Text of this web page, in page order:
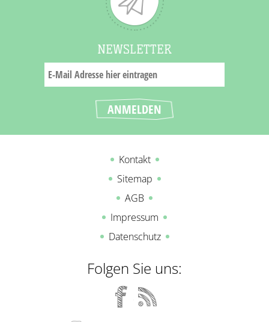
NEWSLETTER
Kontakt
Sitemap
AGB
Impressum
Datenschutz
Folgen Sie uns: